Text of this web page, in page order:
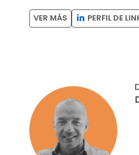
VER MÁS PERFIL DE